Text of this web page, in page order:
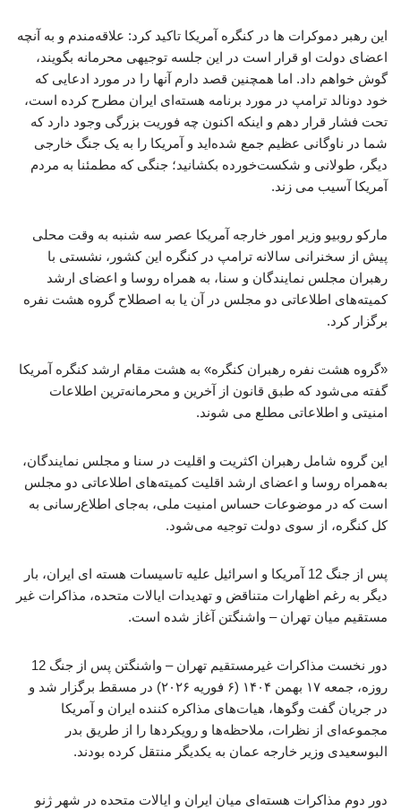
این رهبر دموکرات ها در کنگره آمریکا تاکید کرد: علاقه‌مندم و به آنچه
اعضای دولت او قرار است در این جلسه توجیهی محرمانه بگویند،
گوش خواهم داد. اما همچنین قصد دارم آنها را در مورد ادعایی که
خود دونالد ترامپ در مورد برنامه هسته‌ای ایران مطرح کرده است،
تحت فشار قرار دهم و اینکه اکنون چه فوریت بزرگی وجود دارد که
شما در ناوگانی عظیم جمع شده‌اید و آمریکا را به یک جنگ خارجی
دیگر، طولانی و شکست‌خورده بکشانید؛ جنگی که مطمئنا به مردم
آمریکا آسیب می زند.
مارکو روبیو وزیر امور خارجه آمریکا عصر سه شنبه به وقت محلی
پیش از سخنرانی سالانه ترامپ در کنگره این کشور، نشستی با
رهبران مجلس نمایندگان و سنا، به همراه روسا و اعضای ارشد
کمیته‌های اطلاعاتی دو مجلس در آن یا به اصطلاح گروه هشت نفره
برگزار کرد.
«گروه هشت ‌نفره رهبران کنگره» به هشت مقام ارشد کنگره آمریکا
گفته می‌شود که طبق قانون از آخرین و محرمانه‌ترین اطلاعات
امنیتی و اطلاعاتی مطلع می شوند.
این گروه شامل رهبران اکثریت و اقلیت در سنا و مجلس نمایندگان،
به‌همراه روسا و اعضای ارشد اقلیت کمیته‌های اطلاعاتی دو مجلس
است که در موضوعات حساس امنیت ملی، به‌جای اطلاع‌رسانی به
کل کنگره، از سوی دولت توجیه می‌شود.
پس از جنگ 12 آمریکا و اسرائیل علیه تاسیسات هسته ای ایران، بار
دیگر به رغم اظهارات متناقض و تهدیدات ایالات متحده، مذاکرات غیر
مستقیم میان تهران – واشنگتن آغاز شده است.
دور نخست مذاکرات غیرمستقیم تهران – واشنگتن پس از جنگ 12
روزه، جمعه ۱۷ بهمن ۱۴۰۴ (۶ فوریه ۲۰۲۶) در مسقط برگزار شد و
در جریان گفت‌ وگوها، هیات‌های مذاکره کننده ایران و آمریکا
مجموعه‌ای از نظرات، ملاحظه‌ها و رویکردها را از طریق بدر
البوسعیدی وزیر خارجه عمان به یکدیگر منتقل کرده بودند.
دور دوم مذاکرات هسته‌ای میان ایران و ایالات متحده در شهر ژنو